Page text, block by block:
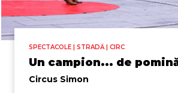
SPECTACOLE | STRADĂ | CIRC
Un campion... de
Circus Simon